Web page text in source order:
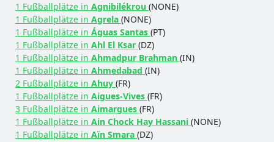
1 Fußballplätze in Agnibilékrou (NONE)
1 Fußballplätze in Agrela (NONE)
1 Fußballplätze in Águas Santas (PT)
1 Fußballplätze in Ahl El Ksar (DZ)
1 Fußballplätze in Ahmadpur Brahman (IN)
1 Fußballplätze in Ahmedabad (IN)
2 Fußballplätze in Ahuy (FR)
1 Fußballplätze in Aigues-Vives (FR)
3 Fußballplätze in Aimargues (FR)
1 Fußballplätze in Ain Chock Hay Hassani (NONE)
1 Fußballplätze in Aïn Smara (DZ)